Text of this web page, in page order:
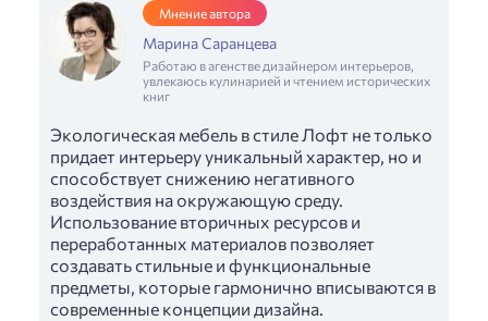
Мнение автора
Марина Саранцева
Работаю в агенстве дизайнером интерьеров,
увлекаюсь кулинарией и чтением исторических
книг
Экологическая мебель в стиле Лофт не только
придает интерьеру уникальный характер, но и
способствует снижению негативного
воздействия на окружающую среду.
Использование вторичных ресурсов и
переработанных материалов позволяет
создавать стильные и функциональные
предметы, которые гармонично вписываются в
современные концепции дизайна.